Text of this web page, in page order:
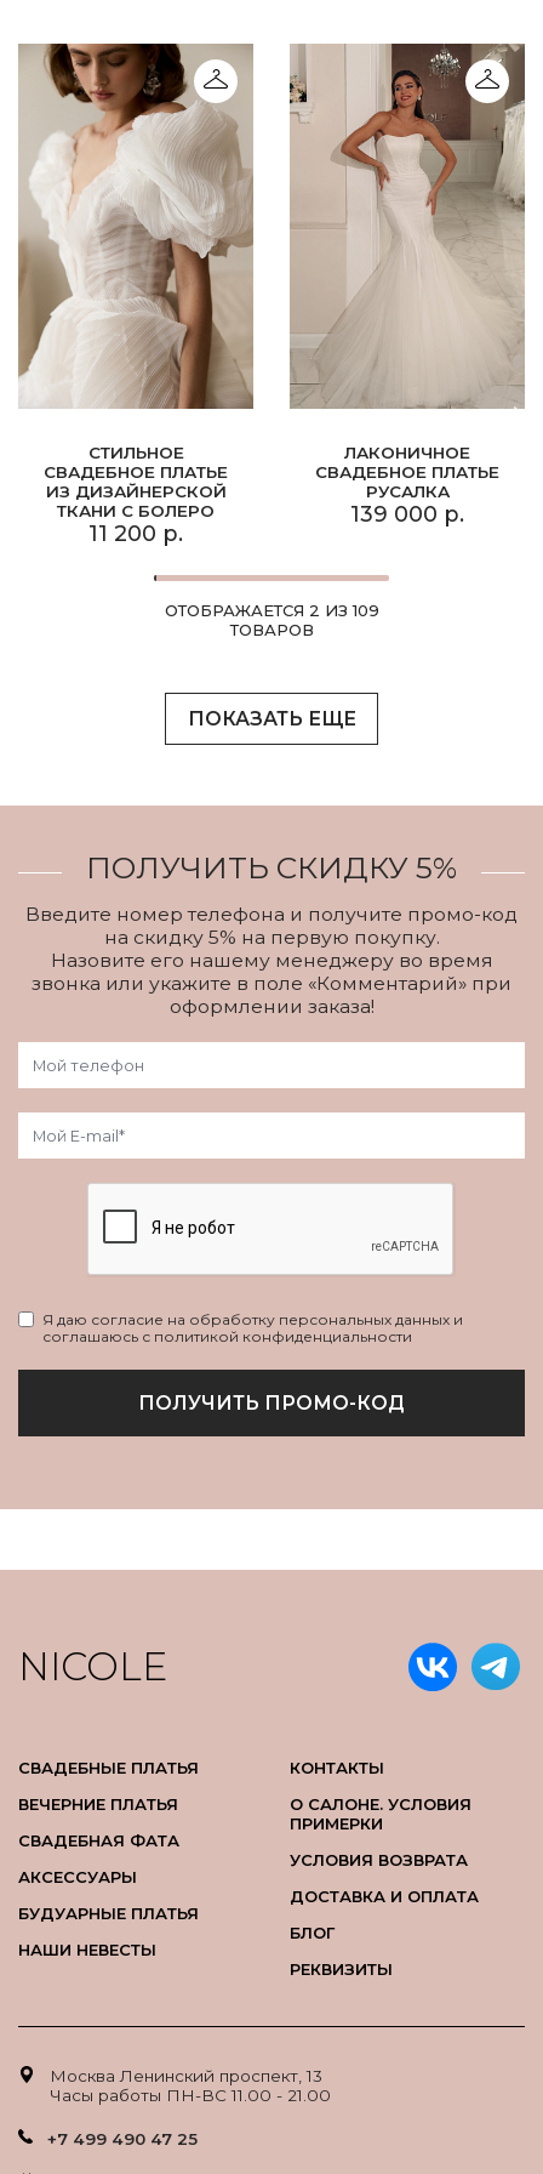
СТИЛЬНОЕ
СВАДЕБНОЕ ПЛАТЬЕ
ИЗ ДИЗАЙНЕРСКОЙ
ТКАНИ С БОЛЕРО
11 200 р.
ЛАКОНИЧНОЕ
СВАДЕБНОЕ ПЛАТЬЕ
РУСАЛКА
139 000 р.
ОТОБРАЖАЕТСЯ 2 ИЗ 109
ТОВАРОВ
ПОКАЗАТЬ ЕЩЕ
ПОЛУЧИТЬ СКИДКУ 5%
Введите номер телефона и получите промо-код
на скидку 5% на первую покупку.
Назовите его нашему менеджеру во время
звонка или укажите в поле «Комментарий» при
оформлении заказа!
Я даю согласие на обработку персональных данных и
соглашаюсь с политикой конфиденциальности
ПОЛУЧИТЬ ПРОМО-КОД
NICOLE
СВАДЕБНЫЕ ПЛАТЬЯ
ВЕЧЕРНИЕ ПЛАТЬЯ
СВАДЕБНАЯ ФАТА
АКСЕССУАРЫ
БУДУАРНЫЕ ПЛАТЬЯ
НАШИ НЕВЕСТЫ
КОНТАКТЫ
О САЛОНЕ. УСЛОВИЯ
ПРИМЕРКИ
УСЛОВИЯ ВОЗВРАТА
ДОСТАВКА И ОПЛАТА
БЛОГ
РЕКВИЗИТЫ
Москва Ленинский проспект, 13
Часы работы ПН-ВС 11.00 - 21.00
+7 499 490 47 25